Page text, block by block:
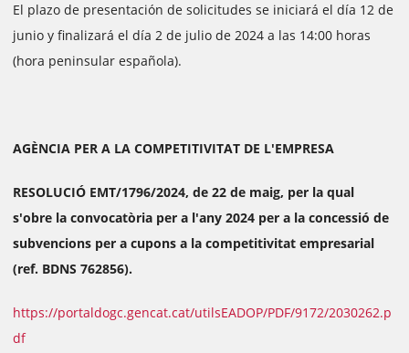
El plazo de presentación de solicitudes se iniciará el día 12 de
junio y finalizará el día 2 de julio de 2024 a las 14:00 horas
(hora peninsular española).
AGÈNCIA PER A LA COMPETITIVITAT DE L'EMPRESA
RESOLUCIÓ EMT/1796/2024, de 22 de maig, per la qual
s'obre la convocatòria per a l'any 2024 per a la concessió de
subvencions per a cupons a la competitivitat empresarial
(ref. BDNS 762856).
https://portaldogc.gencat.cat/utilsEADOP/PDF/9172/2030262.p
df